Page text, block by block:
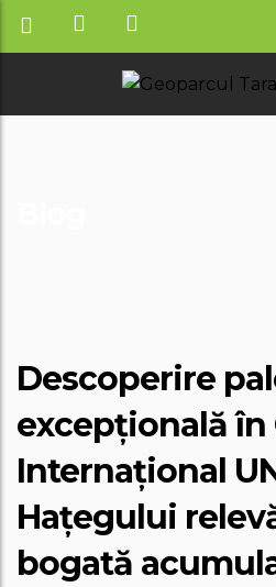
Descoperire
excepțională în
Internațional
Hațegului
bogată